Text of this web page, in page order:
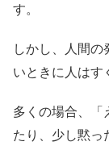
す。
しかし、人間
いときに人はす
多くの場合、「
たり、少し黙っ